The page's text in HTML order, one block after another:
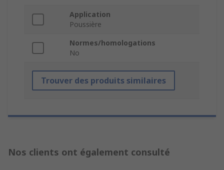
Application
Poussière
Normes/homologations
No
Trouver des produits similaires
Nos clients ont également consulté